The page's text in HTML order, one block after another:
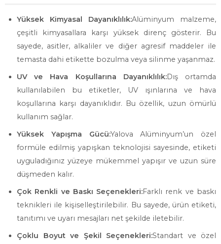
Yüksek Kimyasal Dayanıklılık:Alüminyum malzeme,
çeşitli kimyasallara karşı yüksek direnç gösterir. Bu
sayede, asitler, alkaliler ve diğer agresif maddeler ile
temasta dahi etikette bozulma veya silinme yaşanmaz.
UV ve Hava Koşullarına Dayanıklılık:Dış ortamda
kullanılabilen bu etiketler, UV ışınlarına ve hava
koşullarına karşı dayanıklıdır. Bu özellik, uzun ömürlü
kullanım sağlar.
Yüksek Yapışma Gücü:Yalova Alüminyum’un özel
formüle edilmiş yapışkan teknolojisi sayesinde, etiketi
uyguladığınız yüzeye mükemmel yapışır ve uzun süre
düşmeden kalır.
Çok Renkli ve Baskı Seçenekleri:Farklı renk ve baskı
teknikleri ile kişiselleştirilebilir. Bu sayede, ürün etiketi,
tanıtımı ve uyarı mesajları net şekilde iletebilir.
Çoklu Boyut ve Şekil Seçenekleri:Standart ve özel